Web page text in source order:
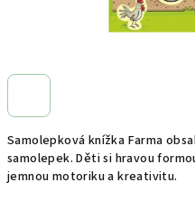
Samolepková knížka Farma
samolepek. Děti si hravou
jemnou motoriku a kreativitu.